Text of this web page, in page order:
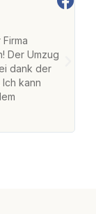
Der Umzug
dank der
kann